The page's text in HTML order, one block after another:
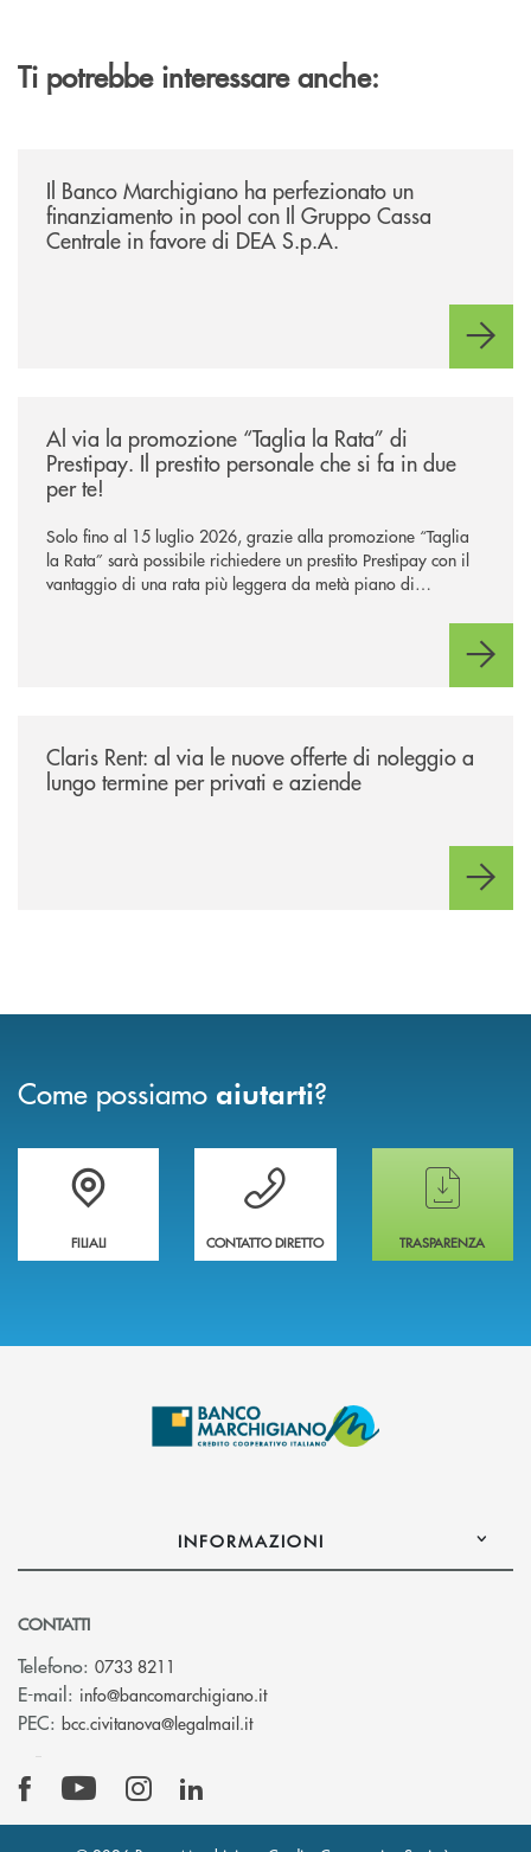
Ti potrebbe interessare anche:
Il Banco Marchigiano ha perfezionato un
finanziamento in pool con Il Gruppo Cassa
Centrale in favore di DEA S.p.A.
Al via la promozione “Taglia la Rata” di
Prestipay. Il prestito personale che si fa in due
per te!
Solo fino al 15 luglio 2026, grazie alla promozione “Taglia
la Rata” sarà possibile richiedere un prestito Prestipay con il
vantaggio di una rata più leggera da metà piano di
Claris Rent: al via le nuove offerte di noleggio a
lungo termine per privati e aziende
Come possiamo aiutarti?
Trova la filiale più vicina a te
FILIALI
Hai bisogno di assistenza immediata ?
CONTATTO DIRETTO
Hai bisogno di
TRASPARENZA
INFORMAZIONI
CONTATTI
Telefono: 0733 8211
E-mail: info@bancomarchigiano.it(si apre l’app di posta
PEC: bcc.civitanova@legalmail.it(si apre l’app di posta elettronica)